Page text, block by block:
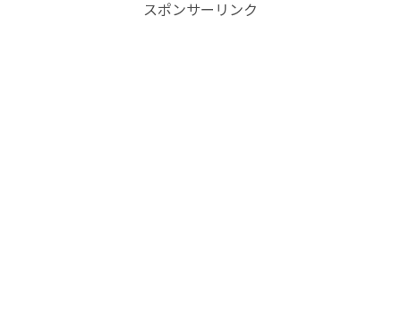
スポンサーリンク